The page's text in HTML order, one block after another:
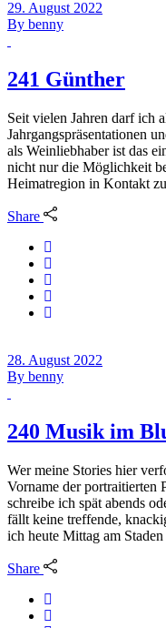
29. August 2022
By benny
241 Günther
Seit vielen Jahren darf ich
Jahrgangspräsentationen
als Weinliebhaber ist das
nicht nur die Möglichkeit
Heimatregion in Kontakt
Share
28. August 2022
By benny
240 Musik im
Wer meine Stories hier
Vorname der portraitierten
schreibe ich spät abends
fällt keine treffende,
ich heute Mittag am Staden
Share